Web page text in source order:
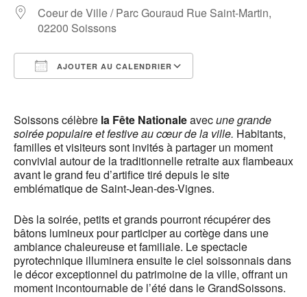
Coeur de Ville / Parc Gouraud Rue Saint-Martin,
02200 Soissons
AJOUTER AU CALENDRIER
Soissons célèbre la Fête Nationaleavecune grande
soirée populaire et festive au cœur de la ville. Habitants,
familles et visiteurs sont invités à partager un moment
convivial autour de la traditionnelle retraite aux flambeaux
avant le grand feu d’artifice tiré depuis le site
emblématique de Saint-Jean-des-Vignes.
Dès la soirée, petits et grands pourront récupérer des
bâtons lumineux pour participer au cortège dans une
ambiance chaleureuse et familiale. Le spectacle
pyrotechnique illuminera ensuite le ciel soissonnais dans
le décor exceptionnel du patrimoine de la ville, offrant un
moment incontournable de l’été dans le GrandSoissons.